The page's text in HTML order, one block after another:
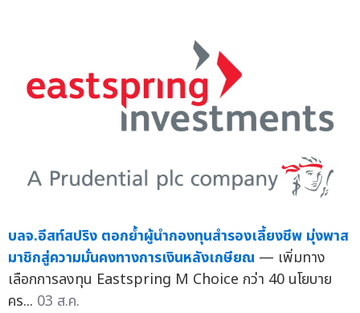
บลจ.อีสท์สปริง ตอกย้ำผู้นำกองทุนสำรองเลี้ยงชีพ มุ่งพาส
มาชิกสู่ความมั่นคงทางการเงินหลังเกษียณ — เพิ่มทาง
เลือกการลงทุน Eastspring M Choice กว่า 40 นโยบาย
คร... 03 ส.ค.